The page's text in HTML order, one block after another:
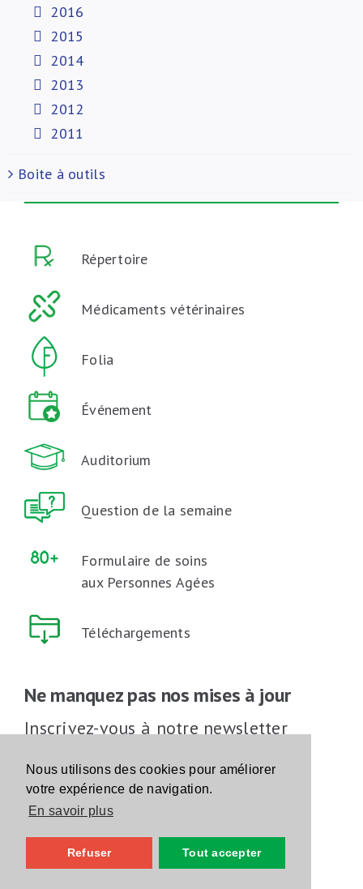
Nous utilisons des cookies pour améliorer
votre expérience de navigation.
En savoir plus
Refuser Tout accepter
2016
2015
2014
2013
2012
2011
Boite à outils
Répertoire
Médicaments vétérinaires
Folia
Événement
Auditorium
Question de la semaine
Formulaire de soins
aux Personnes Agées
Téléchargements
Ne manquez pas nos mises à jour
Inscrivez-vous à notre newsletter
Inscrivez-vous
Suivez-nous sur les réseaux sociaux